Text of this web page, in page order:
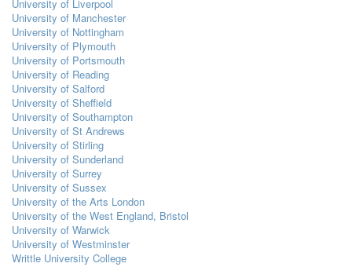
University of Liverpool
University of Manchester
University of Nottingham
University of Plymouth
University of Portsmouth
University of Reading
University of Salford
University of Sheffield
University of Southampton
University of St Andrews
University of Stirling
University of Sunderland
University of Surrey
University of Sussex
University of the Arts London
University of the West England, Bristol
University of Warwick
University of Westminster
Writtle University College